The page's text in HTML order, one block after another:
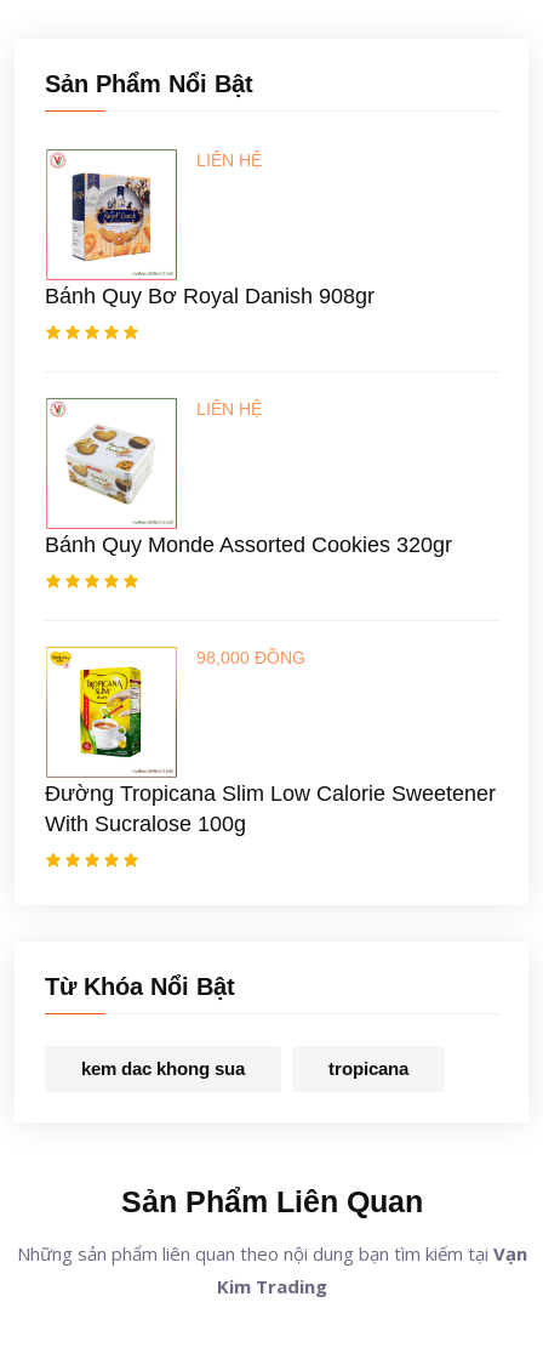
Sản Phẩm Nổi Bật
LIÊN HỆ
Bánh Quy Bơ Royal Danish 908gr
LIÊN HỆ
Bánh Quy Monde Assorted Cookies 320gr
98,000 ĐỒNG
Đường Tropicana Slim Low Calorie Sweetener
With Sucralose 100g
Từ Khóa Nổi Bật
kem dac khong sua tropicana
Sản Phẩm Liên Quan
Những sản phẩm liên quan theo nội dung bạn tìm kiếm tại Vạn
Kim Trading